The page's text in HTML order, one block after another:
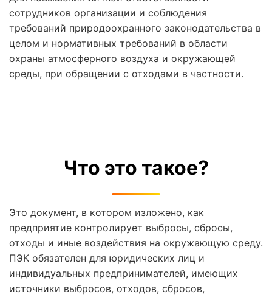
сотрудников организации и соблюдения
требований природоохранного законодательства в
целом и нормативных требований в области
охраны атмосферного воздуха и окружающей
среды, при обращении с отходами в частности.
Что это такое?
Это документ, в котором изложено, как
предприятие контролирует выбросы, сбросы,
отходы и иные воздействия на окружающую среду.
ПЭК обязателен для юридических лиц и
индивидуальных предпринимателей, имеющих
источники выбросов, отходов, сбросов,